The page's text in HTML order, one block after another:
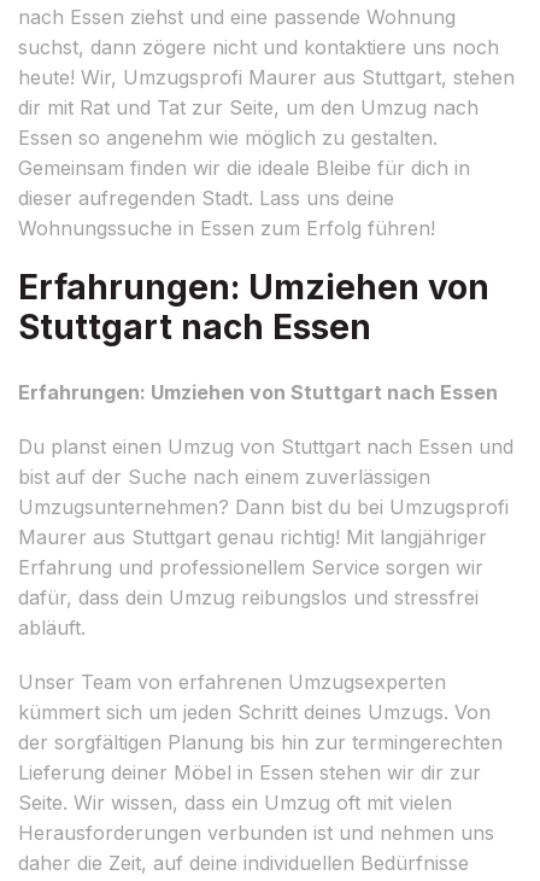
nach Essen ziehst und eine passende Wohnung
suchst, dann zögere nicht und kontaktiere uns noch
heute! Wir, Umzugsprofi Maurer aus Stuttgart, stehen
dir mit Rat und Tat zur Seite, um den Umzug nach
Essen so angenehm wie möglich zu gestalten.
Gemeinsam finden wir die ideale Bleibe für dich in
dieser aufregenden Stadt. Lass uns deine
Wohnungssuche in Essen zum Erfolg führen!
Erfahrungen: Umziehen von
Stuttgart nach Essen
Erfahrungen: Umziehen von Stuttgart nach Essen
Du planst einen Umzug von Stuttgart nach Essen und
bist auf der Suche nach einem zuverlässigen
Umzugsunternehmen? Dann bist du bei Umzugsprofi
Maurer aus Stuttgart genau richtig! Mit langjähriger
Erfahrung und professionellem Service sorgen wir
dafür, dass dein Umzug reibungslos und stressfrei
abläuft.
Unser Team von erfahrenen Umzugsexperten
kümmert sich um jeden Schritt deines Umzugs. Von
der sorgfältigen Planung bis hin zur termingerechten
Lieferung deiner Möbel in Essen stehen wir dir zur
Seite. Wir wissen, dass ein Umzug oft mit vielen
Herausforderungen verbunden ist und nehmen uns
daher die Zeit, auf deine individuellen Bedürfnisse